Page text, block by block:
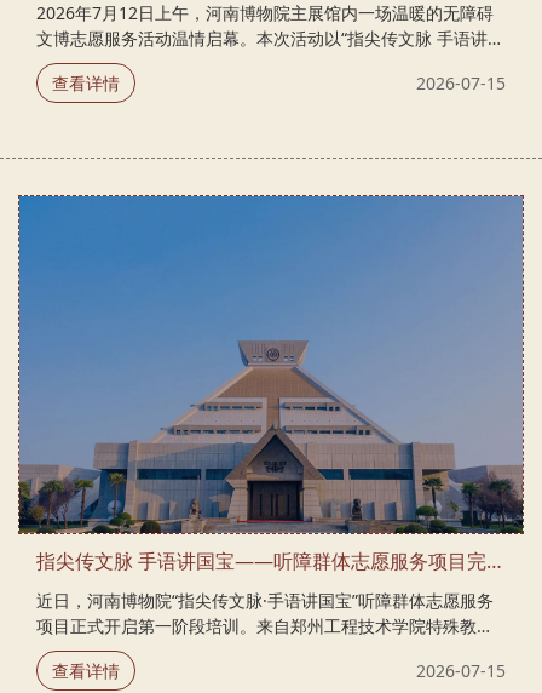
​2026年7月12日上午，河南博物院主展馆内一场温暖的无障碍
文博志愿服务活动温情启幕。本次活动以“指尖传文脉 手语讲国
宝”为主题，由河南博物院组织筹备，郑州市聋协主席李景明、
郑州工程技术学院特殊教育学院党总支书记陈洁等20余人到场
群体平等感受藏在中原山河里的华夏千年文明。
查看详情 2026-07-15
指尖传文脉 手语讲国宝——听障群体志愿服务项目完成首期培训
近日，河南博物院“指尖传文脉·手语讲国宝”听障群体志愿服务
项目正式开启第一阶段培训。来自郑州工程技术学院特殊教育
学院的同学作为首批学员，参加了为期两日的系统化实训。本
次培训依托博物院实地场景开设课程，涵盖中原文化、馆藏文
查看详情 2026-07-15